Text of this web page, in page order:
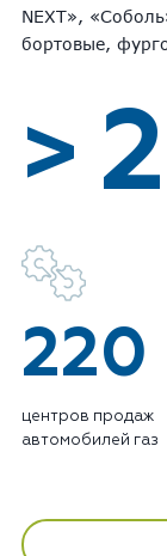
NEXT»,
бортовые,
>
220
центров продаж
автомобилей газ